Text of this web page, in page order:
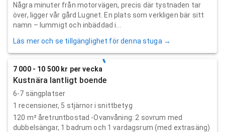
Några minuter från motorvägen, precis där tystnaden tar
över, ligger vår gård Lugnet. En plats som verkligen bär sitt
namn – lummigt och inbäddad i...
Läs mer och se tillgänglighet för denna stuga →
7 000 - 10 500 kr per vecka
Kustnära lantligt boende
6-7 sängplatser
1 recensioner, 5 stjärnor i snittbetyg
120 m² åretruntbostad -Ovanvåning: 2 sovrum med
dubbelsängar, 1 badrum och 1 vardagsrum (med extrasäng)